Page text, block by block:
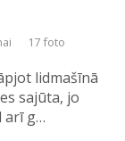
17 foto
lidmašīnā
sajūta, jo
arī g…